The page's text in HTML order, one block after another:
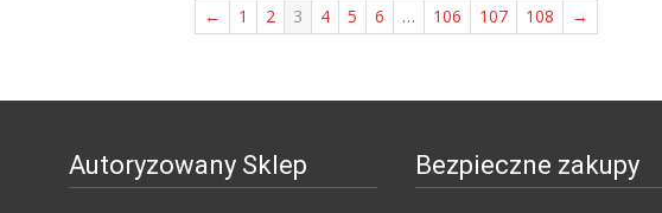
← 1 2 3 4 5 6 … 106 107 108 →
Autoryzowany Sklep Bezpieczne zakupy